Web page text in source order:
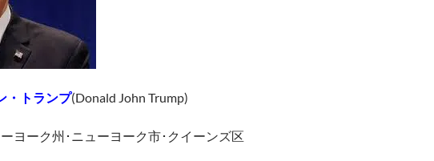
・トランプ(Donald John Trump)
ヨーク州･ニューヨーク市･クイーンズ区